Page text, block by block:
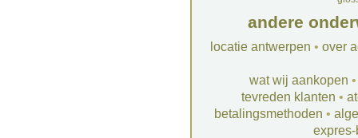
andere
locatie antwerpen • over
wat wij aankopen
tevreden klanten •
betalingsmethoden •